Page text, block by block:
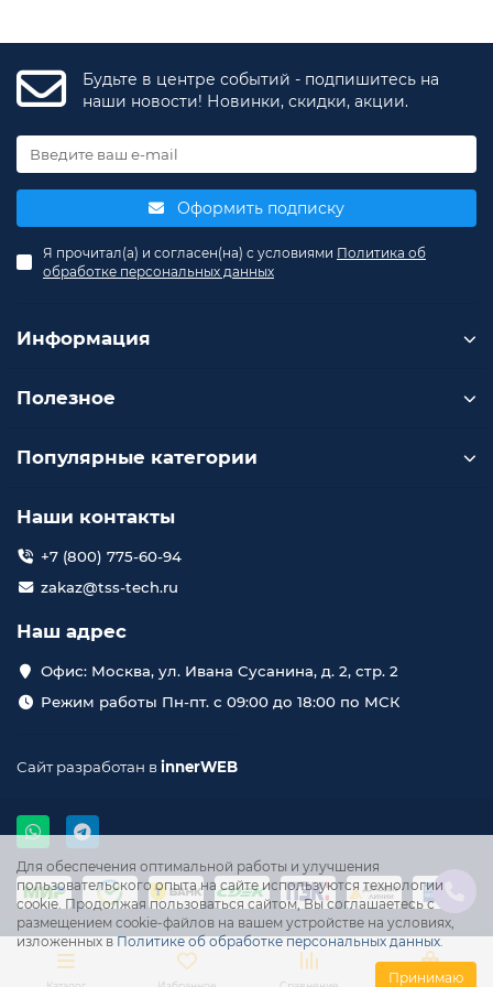
Для обеспечения оптимальной работы и улучшения
пользовательского опыта на сайте используются технологии
cookie. Продолжая пользоваться сайтом, Вы соглашаетесь с
размещением cookie-файлов на вашем устройстве на условиях,
изложенных вПолитике об обработке персональных данных.
Принимаю
Будьте в центре событий - подпишитесь на
наши новости! Новинки, скидки, акции.
Оформить подписку
Я прочитал(а) и согласен(на) с условиями Политика об
обработке персональных данных
Информация
Полезное
Популярные категории
Наши контакты
+7 (800) 775-60-94
zakaz@tss-tech.ru
Наш адрес
Офис: Москва, ул. Ивана Сусанина, д. 2, стр. 2
Режим работы Пн-пт. с 09:00 до 18:00 по МСК
Сайт разработан вinnerWEB